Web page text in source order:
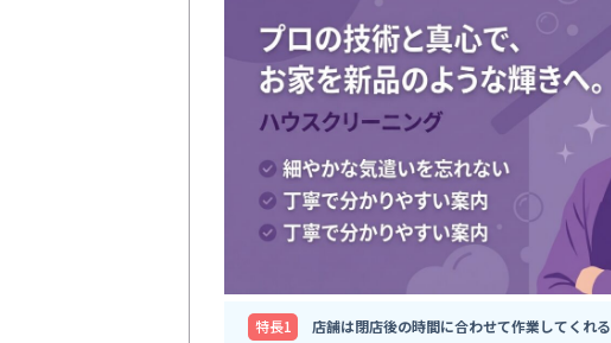
特⻑1
店舗は閉店後の時間に合わせて作業してくれる